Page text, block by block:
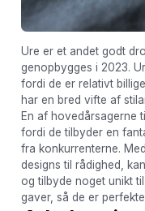
Ure er et andet godt
genopbygges i 2023.
fordi de er relativt
har en bred vifte af
En af hovedårsagerne
fordi de tilbyder en
fra konkurrenterne.
designs til rådighed,
og tilbyde noget unikt
gaver, så de er